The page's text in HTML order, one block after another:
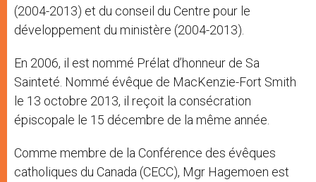
(2004-2013) et du conseil du Centre pour le
développement du ministère (2004-2013).
En 2006, il est nommé Prélat d’honneur de Sa
Sainteté. Nommé évêque de MacKenzie-Fort Smith
le 13 octobre 2013, il reçoit la consécration
épiscopale le 15 décembre de la même année.
Comme membre de la Conférence des évêques
catholiques du Canada (CECC), Mgr Hagemoen est